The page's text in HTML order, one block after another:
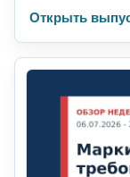
Открыть